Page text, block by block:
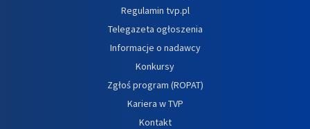
Regulamin tvp.pl
Telegazeta ogłoszenia
Informacje o nadawcy
Konkursy
Zgłoś program (ROPAT)
Kariera w TVP
Kontakt